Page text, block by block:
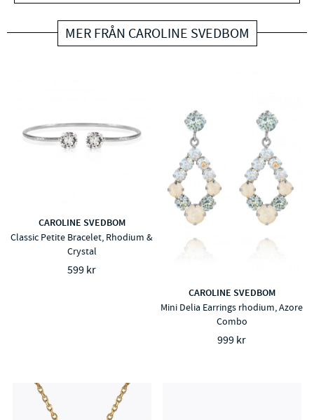
MER FRÅN CAROLINE SVEDBOM
CAROLINE SVEDBOM
Classic Petite Bracelet, Rhodium &
Crystal
599 kr
CAROLINE SVEDBOM
Mini Delia Earrings rhodium, Azore
Combo
999 kr